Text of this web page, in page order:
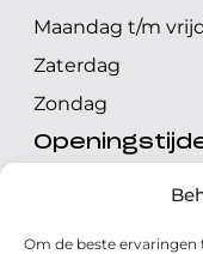
Om de beste
Maandag t/m
Zaterdag
Zondag
Maandag t/m